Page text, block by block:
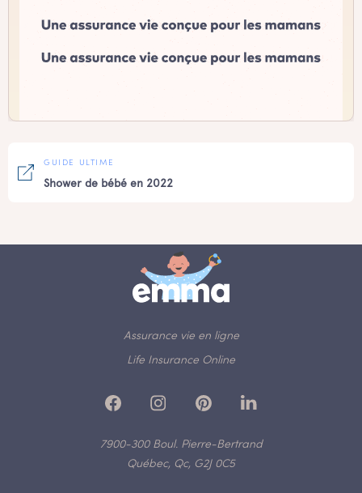
GUIDE ULTIME
Shower de bébé en 2022
Assurance vie en ligne
Life Insurance Online
7900-300 Boul. Pierre-Bertrand
Québec, Qc, G2J 0C5